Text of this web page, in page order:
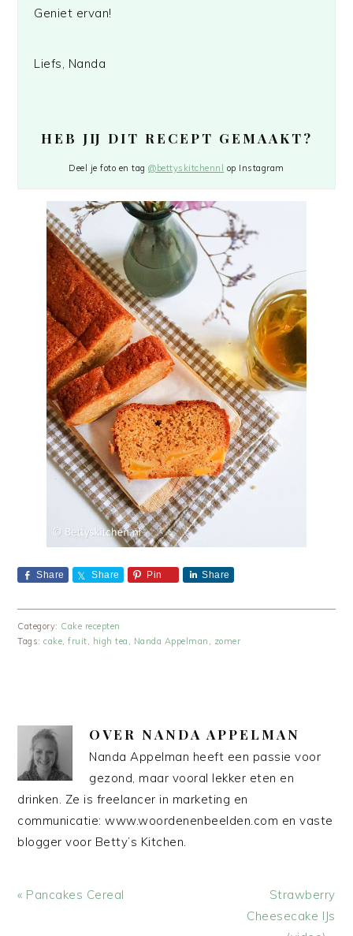
Geniet ervan!
Liefs, Nanda
HEB JIJ DIT RECEPT GEMAAKT?
Deel je foto en tag@bettyskitchennl op Instagram
Share Share Pin Share
Category: Cake recepten
Tags:cake,fruit, high tea , Nanda Appelman , zomer
OVER NANDA APPELMAN
Nanda Appelman heeft een passie voor
gezond, maar vooral lekker eten en
drinken. Ze is freelancer in marketing en
communicatie: www.woordenenbeelden.com en vaste
blogger voor Betty’s Kitchen.
Vorig
« Pancakes Cereal
Volgend
bericht:
Strawberry
Cheesecake IJs